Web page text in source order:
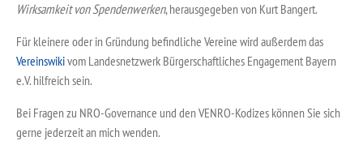
Wirksamkeit von Spendenwerken, herausgegeben von Kurt Bangert.
Für kleinere oder in Gründung befindliche Vereine wird außerdem das
Vereinswikivom Landesnetzwerk Bürgerschaftliches Engagement Bayern
e.V. hilfreich sein.
Bei Fragen zu NRO-Governance und den VENRO-Kodizes können Sie sich
gerne jederzeit an mich wenden.